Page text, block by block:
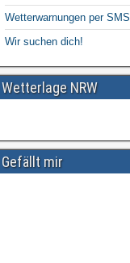
Wetterwarnungen per SMS
Wir suchen dich!
Wetterlage NRW
Gefällt mir